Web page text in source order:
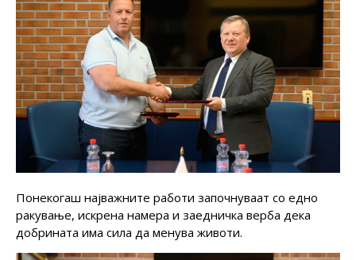
Понекогаш најважните работи започнуваат со едно
ракување, искрена намера и заедничка верба дека
добрината има сила да менува животи.